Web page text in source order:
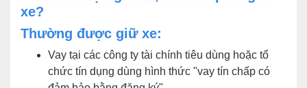
xe?
Thường được giữ xe:
Vay tại các công ty tài chính tiêu dùng hoặc tổ
chức tín dụng dùng hình thức "vay tín chấp có